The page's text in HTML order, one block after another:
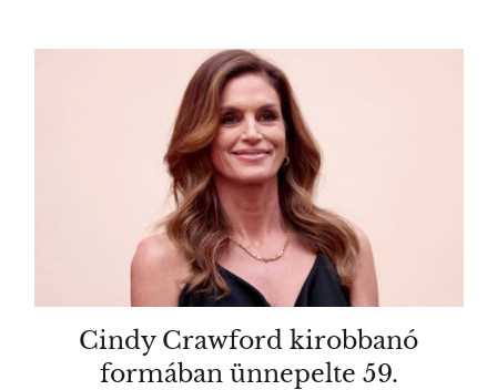
Cindy Crawford kirobbanó
formában ünnepelte 59.